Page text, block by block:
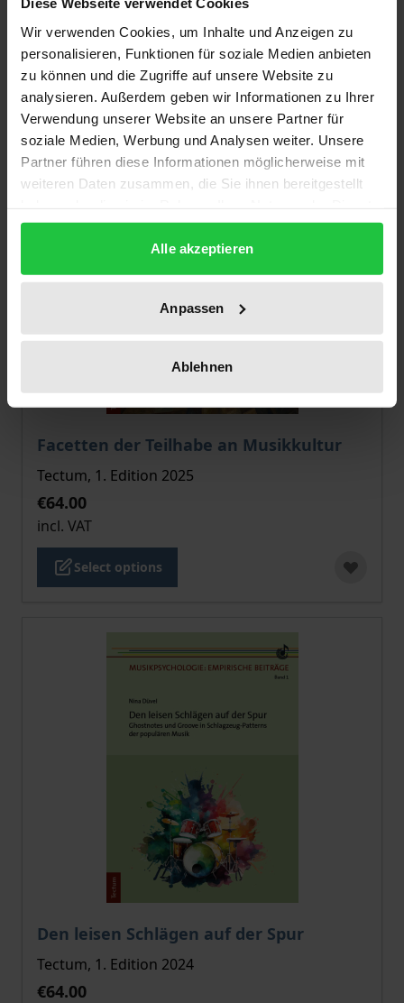
Wir verwenden Cookies, um Inhalte und Anzeigen zu
personalisieren, Funktionen für soziale Medien anbieten
zu können und die Zugriffe auf unsere Website zu
analysieren. Außerdem geben wir Informationen zu Ihrer
Verwendung unserer Website an unsere Partner für
soziale Medien, Werbung und Analysen weiter. Unsere
Partner führen diese Informationen möglicherweise mit
weiteren Daten zusammen, die Sie ihnen bereitgestellt
gesammelt haben.
Alle akzeptieren
Anpassen
Ablehnen
€44.00
incl. VAT
Select options
Facetten der Teilhabe an Musikkultur
The price depends on the options chosen on the
Tectum, 1. Edition 2025
€64.00
incl. VAT
Select options
Den leisen Schlägen auf der Spur
The price depends on the options chosen on the
Tectum, 1. Edition 2024
€64.00